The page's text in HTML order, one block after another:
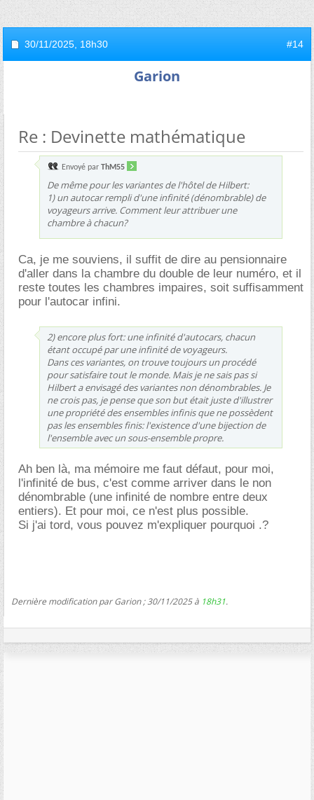
30/11/2025, 18h30 #14
Garion
Re : Devinette mathématique
Envoyé par ThM55
De même pour les variantes de l'hôtel de Hilbert:
1) un autocar rempli d'une infinité (dénombrable) de
voyageurs arrive. Comment leur attribuer une
chambre à chacun?
Ca, je me souviens, il suffit de dire au pensionnaire
d'aller dans la chambre du double de leur numéro, et il
reste toutes les chambres impaires, soit suffisamment
pour l'autocar infini.
2) encore plus fort: une infinité d'autocars, chacun
étant occupé par une infinité de voyageurs.
Dans ces variantes, on trouve toujours un procédé
pour satisfaire tout le monde. Mais je ne sais pas si
Hilbert a envisagé des variantes non dénombrables. Je
ne crois pas, je pense que son but était juste d'illustrer
une propriété des ensembles infinis que ne possèdent
pas les ensembles finis: l'existence d'une bijection de
l'ensemble avec un sous-ensemble propre.
Ah ben là, ma mémoire me faut défaut, pour moi,
l'infinité de bus, c'est comme arriver dans le non
dénombrable (une infinité de nombre entre deux
entiers). Et pour moi, ce n'est plus possible.
Si j'ai tord, vous pouvez m'expliquer pourquoi .?
Dernière modification par Garion ; 30/11/2025 à 18h31.